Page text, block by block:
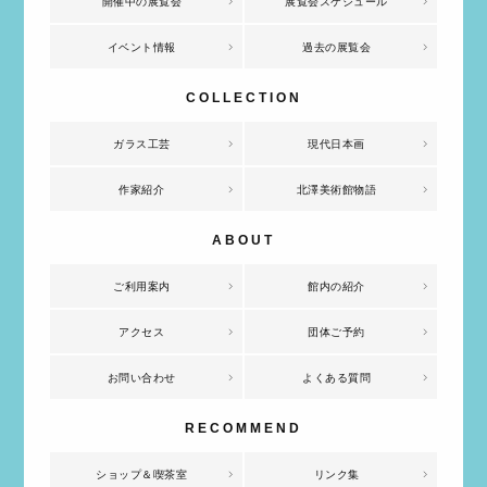
イベント情報 過去の展覧会
ガラス工芸 現代日本画
作家紹介 北澤美術館物語
ご利用案内 館内の紹介
アクセス 団体ご予約
お問い合わせ よくある質問
ショップ＆喫茶室 リンク集